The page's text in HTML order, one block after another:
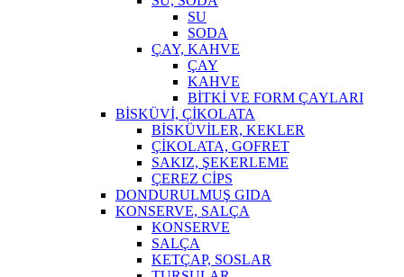
SU
SODA
ÇAY, KAHVE
ÇAY
KAHVE
BİTKİ VE FORM ÇAYLARI
BİSKÜVİ, ÇİKOLATA
BİSKÜVİLER, KEKLER
ÇİKOLATA, GOFRET
SAKIZ, ŞEKERLEME
ÇEREZ CİPS
DONDURULMUŞ GIDA
KONSERVE, SALÇA
KONSERVE
SALÇA
KETÇAP, SOSLAR